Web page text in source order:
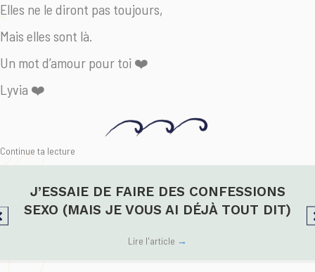
Elles ne le diront pas toujours,
Mais elles sont là.
Un mot d’amour pour toi ❤️
Lyvia ❤️
Continue ta lecture
J’ESSAIE DE FAIRE DES CONFESSIONS
SEXO (MAIS JE VOUS AI DÉJÀ TOUT DIT)
Lire l'article →